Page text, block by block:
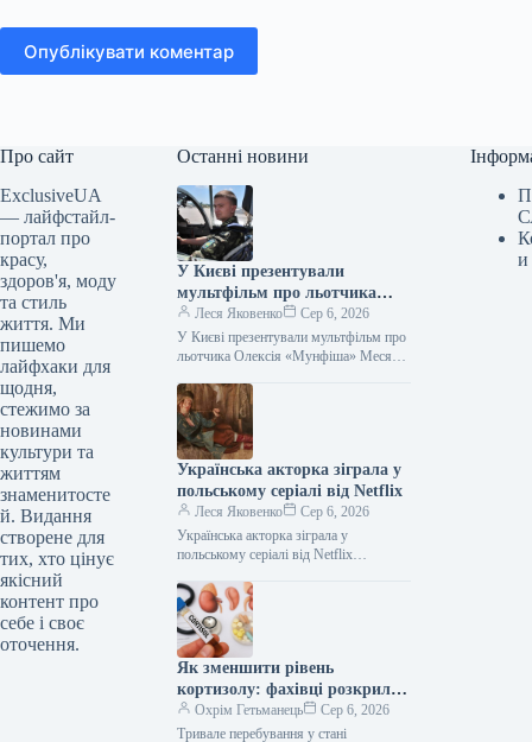
Опублікувати коментар
Про сайт
ExclusiveUA
— лайфстайл-
портал про
красу,
здоров'я, моду
та стиль
життя. Ми
пишемо
лайфхаки для
щодня,
стежимо за
новинами
культури та
життям
знаменитосте
й. Видання
створене для
тих, хто цінує
якісний
контент про
себе і своє
оточення.
Останні новини
У Києві презентували
мультфільм про льотчика
Олексія «Мунфіша» Меся
Леся Яковенко
Сер 6, 2026
У Києві презентували мультфільм про
льотчика Олексія «Мунфіша» Меся
Музеї війни відбулася презентація
першого мультфільму…
Українська акторка зіграла у
польському серіалі від Netflix
Леся Яковенко
Сер 6, 2026
Українська акторка зіграла у
польському серіалі від Netflix
Українська акторка Оксана
Черкашина, відома за ролями у
фільмах…
Як зменшити рівень
кортизолу: фахівці розкрили
легкі методи без медикаментів
Охрім Гетьманець
Сер 6, 2026
Тривале перебування у стані
и